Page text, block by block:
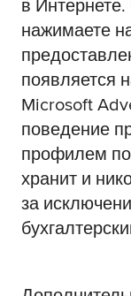
нажимаете
появляется
Microsoft
поведение
профилем
хранит и
за